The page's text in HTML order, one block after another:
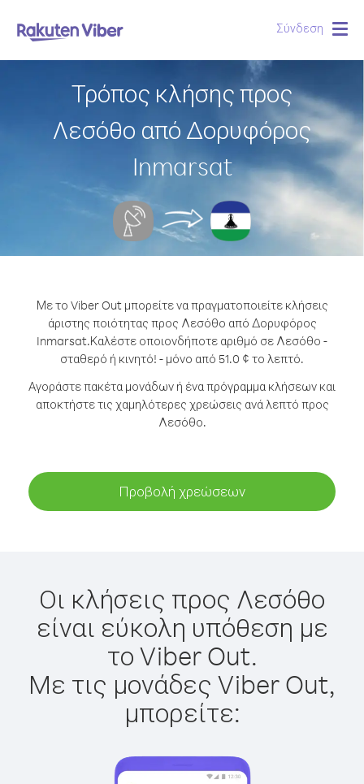
Σύνδεση
Τρόπος κλήσης προς
Λεσόθο από Δορυφόρος
Inmarsat
Με το Viber Out μπορείτε να πραγματοποιείτε κλήσεις
άριστης ποιότητας προς Λεσόθο από Δορυφόρος
Inmarsat.Καλέστε οποιονδήποτε αριθμό σε Λεσόθο -
σταθερό ή κινητό! - μόνο από 51.0 ¢ το λεπτό.
Αγοράστε πακέτα μονάδων ή ένα πρόγραμμα κλήσεων και
αποκτήστε τις χαμηλότερες χρεώσεις ανά λεπτό προς
Λεσόθο.
Προβολή χρεώσεων
Οι κλήσεις προς Λεσόθο
είναι εύκολη υπόθεση με
το Viber Out.
Με τις μονάδες Viber Out,
μπορείτε: